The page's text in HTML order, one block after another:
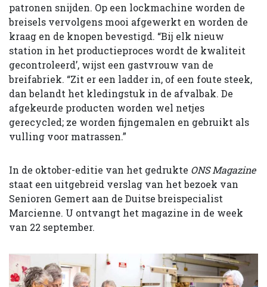
patronen snijden. Op een lockmachine worden de
breisels vervolgens mooi afgewerkt en worden de
kraag en de knopen bevestigd. “Bij elk nieuw
station in het productieproces wordt de kwaliteit
gecontroleerd’, wijst een gastvrouw van de
breifabriek. “Zit er een ladder in, of een foute steek,
dan belandt het kledingstuk in de afvalbak. De
afgekeurde producten worden wel netjes
gerecycled; ze worden fijngemalen en gebruikt als
vulling voor matrassen.”
In de oktober-editie van het gedrukte ONS Magazine
staat een uitgebreid verslag van het bezoek van
Senioren Gemert aan de Duitse breispecialist
Marcienne. U ontvangt het magazine in de week
van 22 september.